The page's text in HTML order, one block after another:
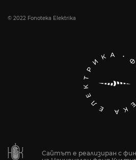
© 2022 Fonoteka Elektrika
Сайтът е реализиран с